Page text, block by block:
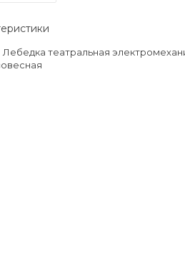
Лебедка театральная